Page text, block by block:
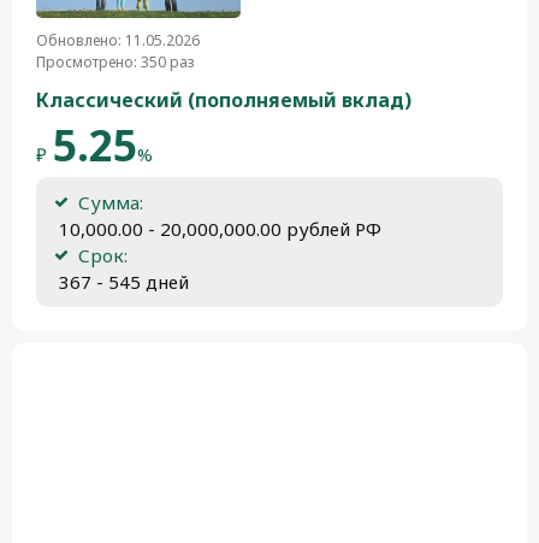
Обновлено: 11.05.2026
Просмотрено: 350 раз
Классический (пополняемый вклад)
₽ 5.25%
Сумма:
10,000.00 - 20,000,000.00 рублей РФ
Срок:
367 - 545 дней